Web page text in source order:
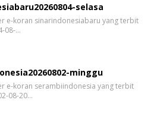
selasa
e-koran sinarindonesiabaru yang terbit
08-…
minggu
e-koran serambiindonesia yang terbit
08-20…